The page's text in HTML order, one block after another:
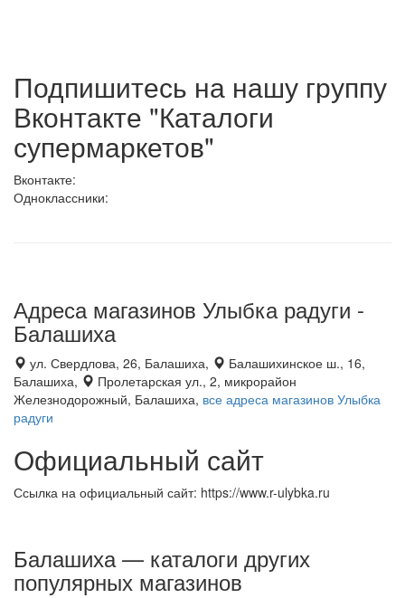
Подпишитесь на нашу группу
Вконтакте "Каталоги
супермаркетов"
Вконтакте:
Одноклассники:
Адреса магазинов Улыбка радуги -
Балашиха
ул. Свердлова, 26, Балашиха,
Балашихинское ш., 16,
Балашиха,
Пролетарская ул., 2, микрорайон
Железнодорожный, Балашиха, все адреса магазинов Улыбка
радуги
Официальный сайт
Ссылка на официальный сайт: https://www.r-ulybka.ru
Балашиха — каталоги других
популярных магазинов